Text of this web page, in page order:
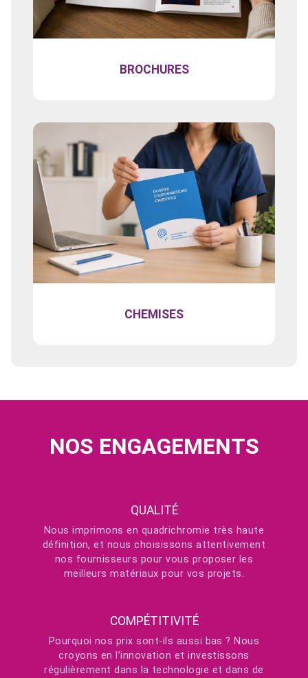
BROCHURES
CHEMISES
NOS ENGAGEMENTS
QUALITÉ
Nous imprimons en quadrichromie très haute
définition, et nous choisissons attentivement
nos fournisseurs pour vous proposer les
meilleurs matériaux pour vos projets.
COMPÉTITIVITÉ
Pourquoi nos prix sont-ils aussi bas ? Nous
croyons en l’innovation et investissons
régulièrement dans la technologie et dans de